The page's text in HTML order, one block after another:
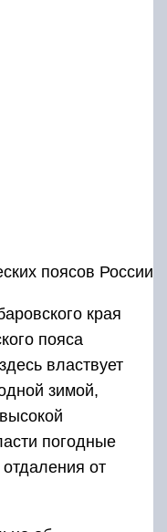
поясов России
края
пояса
властвует
зимой,
погодные
от